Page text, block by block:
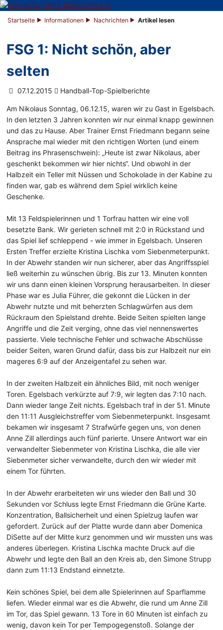
Startseite Informationen Nachrichten Artikel lesen
FSG 1: Nicht schön, aber
selten
07.12.2015 Handball-Top-Spielberichte
Am Nikolaus Sonntag, 06.12.15, waren wir zu Gast in Egelsbach.
In den letzten 3 Jahren konnten wir nur einmal knapp gewinnen
und das zu Hause. Aber Trainer Ernst Friedmann begann seine
Ansprache mal wieder mit den richtigen Worten (und einem
Beitrag ins Phrasenschwein): „Heute ist zwar Nikolaus, aber
geschenkt bekommen wir hier nichts“. Und obwohl in der
Halbzeit ein Teller mit Nüssen und Schokolade in der Kabine zu
finden war, gab es während dem Spiel wirklich keine
Geschenke.
Mit 13 Feldspielerinnen und 1 Torfrau hatten wir eine voll
besetzte Bank. Wir gerieten schnell mit 2:0 in Rückstand und
das Spiel lief schleppend - wie immer in Egelsbach. Unseren
Ersten Treffer erzielte Kristina Lischka vom Siebenmeterpunkt.
In der Abwehr standen wir nun sicherer, aber das Angriffsspiel
ließ weiterhin zu wünschen übrig. Bis zur 13. Minuten konnten
wir uns dann einen kleinen Vorsprung herausarbeiten. In dieser
Phase war es Julia Führer, die gekonnt die Lücken in der
Abwehr nutzte und mit beherzten Schlagwürfen aus dem
Rückraum den Spielstand drehte. Beide Seiten spielten lange
Angriffe und die Zeit verging, ohne das viel nennenswertes
passierte. Viele technische Fehler und schwache Abschlüsse
beider Seiten, waren Grund dafür, dass bis zur Halbzeit nur ein
mageres 6:9 auf der Anzeigentafel zu sehen war.
In der zweiten Halbzeit ein ähnliches Bild, mit noch weniger
Toren. Egelsbach verkürzte auf 7:9, wir legten das 7:10 nach.
Dann wieder lange Zeit nichts. Egelsbach traf in der 51. Minute
den 11:11 Ausgleichstreffer vom Siebenmeterpunkt. Insgesamt
bekamen wir insgesamt 7 Strafwürfe gegen uns, von denen
Anne Zill allerdings auch fünf parierte. Unsere Antwort war ein
verwandelter Siebenmeter von Kristina Lischka, die alle vier
Siebenmeter sicher verwandelte, durch den wir wieder mit
einem Tor führten.
In der Abwehr erarbeiteten wir uns wieder den Ball und 30
Sekunden vor Schluss legte Ernst Friedmann die Grüne Karte.
Konzentration, Ballsicherheit und einen Spielzug laufen war
gefordert. Zurück auf der Platte wurde dann aber Domenica
DiSette auf der Mitte kurz genommen und wir mussten uns was
anderes überlegen. Kristina Lischka machte Druck auf die
Abwehr und legte den Ball an den Kreis ab, den Simone Strupp
dann zum 11:13 Endstand einnetzte.
Kein schönes Spiel, bei dem alle Spielerinnen auf Sparflamme
liefen. Wieder einmal war es die Abwehr, die rund um Anne Zill
im Tor, das Spiel gewann. 13 Tore in 60 Minuten ist einfach zu
wenig, davon kein Tor per Tempogegenstoß. Solange der